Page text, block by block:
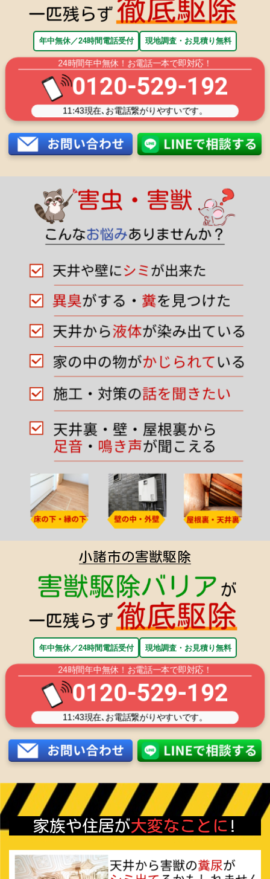
年中無休／24時間電話受付 現地調査・お見積り無料
24時間年中無休！お電話一本で即対応！
0120-529-192
11:43現在､お電話繋がりやすいです。
小諸市の害獣駆除
年中無休／24時間電話受付 現地調査・お見積り無料
24時間年中無休！お電話一本で即対応！
0120-529-192
11:43現在､お電話繋がりやすいです。
家族や住居が大変なことに !